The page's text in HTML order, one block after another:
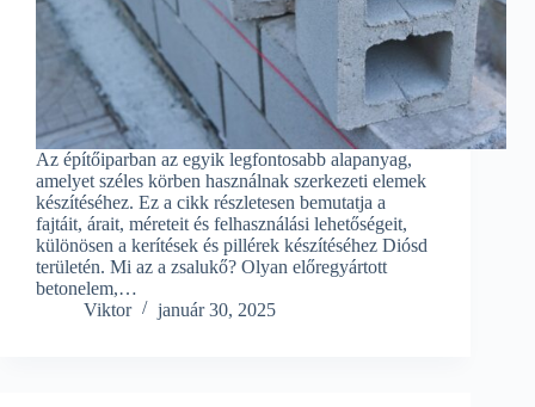
Az építőiparban az egyik legfontosabb alapanyag,
amelyet széles körben használnak szerkezeti elemek
készítéséhez. Ez a cikk részletesen bemutatja a
fajtáit, árait, méreteit és felhasználási lehetőségeit,
különösen a kerítések és pillérek készítéséhez Diósd
területén. Mi az a zsalukő? Olyan előregyártott
betonelem,…
Viktor
január 30, 2025